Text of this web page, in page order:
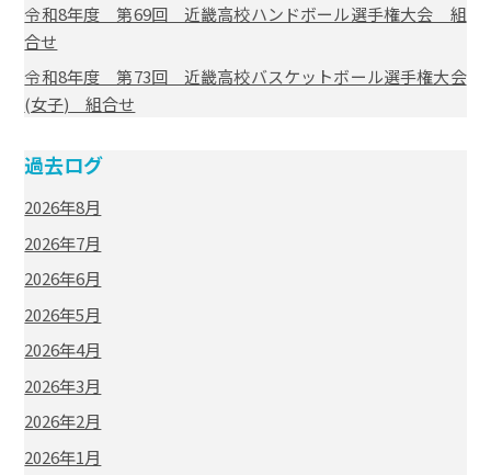
令和8年度 第69回 近畿高校ハンドボール選手権大会 組
合せ
令和8年度 第73回 近畿高校バスケットボール選手権大会
(女子) 組合せ
過去ログ
2026年8月
2026年7月
2026年6月
2026年5月
2026年4月
2026年3月
2026年2月
2026年1月